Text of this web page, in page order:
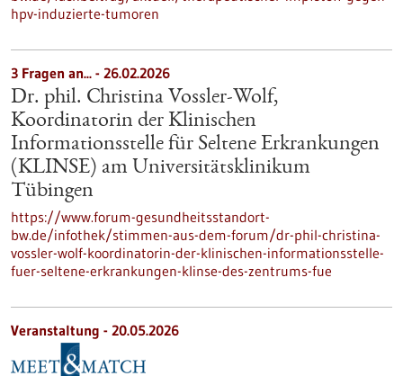
hpv-induzierte-tumoren
3 Fragen an... - 26.02.2026
Dr. phil. Christina Vossler-Wolf,
Koordinatorin der Klinischen
Informationsstelle für Seltene Erkrankungen
(KLINSE) am Universitätsklinikum
Tübingen
https://www.forum-gesundheitsstandort-
bw.de/infothek/stimmen-aus-dem-forum/dr-phil-christina-
vossler-wolf-koordinatorin-der-klinischen-informationsstelle-
fuer-seltene-erkrankungen-klinse-des-zentrums-fue
Veranstaltung - 20.05.2026